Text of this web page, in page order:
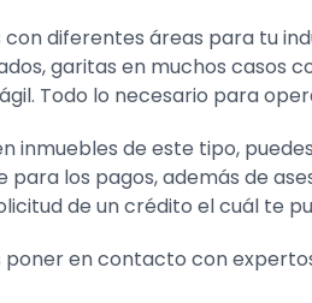
con diferentes áreas para tu
garitas en muchos casos
Todo lo necesario para
inmuebles de este tipo,
los pagos, además de
de un crédito el cuál te
en contacto con